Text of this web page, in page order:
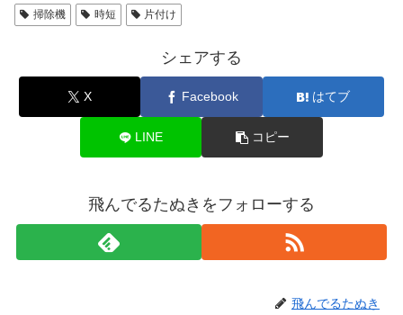
掃除機 時短 片付け
シェアする
X Facebook はてブ
LINE コピー
飛んでるたぬきをフォローする
飛んでるたぬき